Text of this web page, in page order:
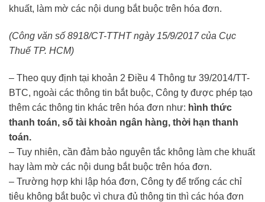
khuất, làm mờ các nội dung bắt buộc trên hóa đơn.
(Công văn số 8918/CT-TTHT ngày 15/9/2017 của Cục
Thuế TP. HCM)
– Theo quy định tại khoản 2 Điều 4 Thông tư 39/2014/TT-
BTC, ngoài các thông tin bắt buộc, Công ty được phép tạo
thêm các thông tin khác trên hóa đơn như: hình thức
thanh toán, số tài khoản ngân hàng, thời hạn thanh
toán.
– Tuy nhiên, cần đảm bảo nguyên tắc không làm che khuất
hay làm mờ các nội dung bắt buộc trên hóa đơn.
– Trường hợp khi lập hóa đơn, Công ty để trống các chỉ
tiêu không bắt buộc vì chưa đủ thông tin thì các hóa đơn